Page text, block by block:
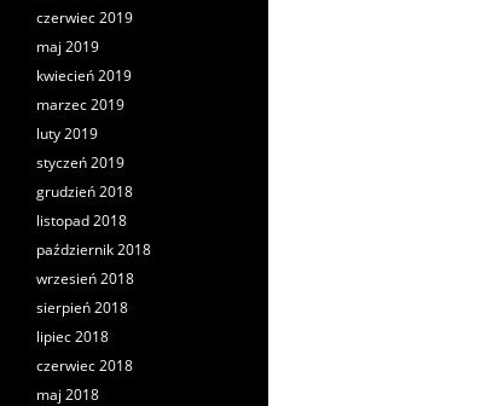
czerwiec 2019
maj 2019
kwiecień 2019
marzec 2019
luty 2019
styczeń 2019
grudzień 2018
listopad 2018
październik 2018
wrzesień 2018
sierpień 2018
lipiec 2018
czerwiec 2018
maj 2018